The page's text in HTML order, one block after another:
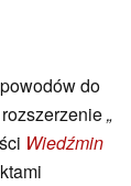
do
„
Wiedźmin